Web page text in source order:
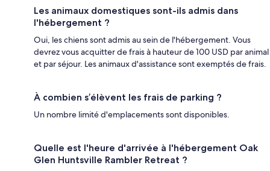
Les animaux domestiques sont-ils admis dans
l'hébergement ?
Oui, les chiens sont admis au sein de l'hébergement. Vous
devrez vous acquitter de frais à hauteur de 100 USD par animal
et par séjour. Les animaux d'assistance sont exemptés de frais.
À combien s’élèvent les frais de parking ?
Un nombre limité d'emplacements sont disponibles.
Quelle est l'heure d'arrivée à l'hébergement Oak
Glen Huntsville Rambler Retreat ?